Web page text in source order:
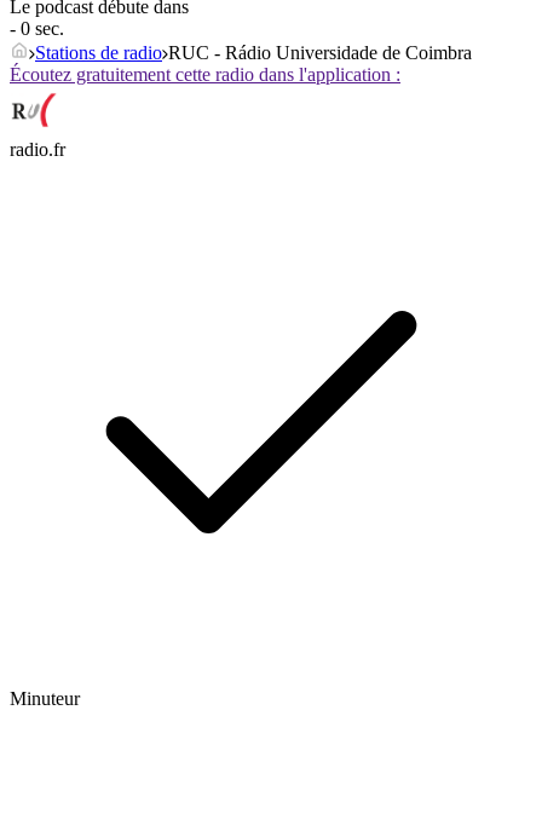
Le podcast débute dans
- 0 sec.
Stations de radio RUC - Rádio Universidade de Coimbra
Écoutez gratuitement cette radio dans l'application :
radio.fr
Minuteur